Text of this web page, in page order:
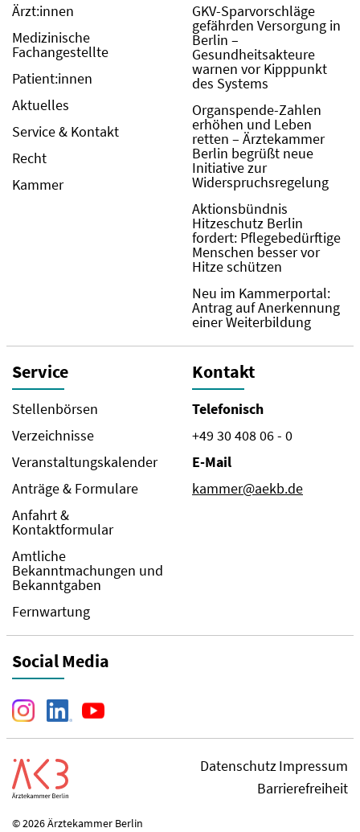
Ärzt:innen
Medizinische
Fachangestellte
Patient:innen
Aktuelles
Service & Kontakt
Recht
Kammer
GKV-Sparvorschläge
gefährden Versorgung in
Berlin –
Gesundheitsakteure
warnen vor Kipppunkt
des Systems
Organspende-Zahlen
erhöhen und Leben
retten – Ärztekammer
Berlin begrüßt neue
Initiative zur
Widerspruchsregelung
Aktionsbündnis
Hitzeschutz Berlin
fordert: Pflegebedürftige
Menschen besser vor
Hitze schützen
Neu im Kammerportal:
Antrag auf Anerkennung
einer Weiterbildung
Service
Stellenbörsen
Verzeichnisse
Veranstaltungskalender
Anträge & Formulare
Anfahrt &
Kontaktformular
Amtliche
Bekanntmachungen und
Bekanntgaben
Fernwartung
Kontakt
Telefonisch
+49 30 408 06 - 0
E-Mail
kammer@aekb.de
Social Media
DatenschutzImpressum
Barrierefreiheit
© 2026 Ärztekammer Berlin